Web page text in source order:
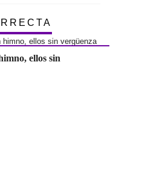
ellos sin